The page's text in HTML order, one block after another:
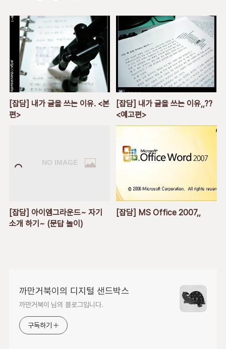
[잡담] 내가 글을 쓰는 이유. <본
편>
[잡담] 내가 글을 쓰는 이유,,??
<예고편>
[잡담] 아이엠그라운드~ 자기
소개 하기~ (문답 놀이)
[잡담] MS Office 2007,,
까만거북이의 디지털 샌드박스
까만거북이 님의 블로그입니다.
구독하기